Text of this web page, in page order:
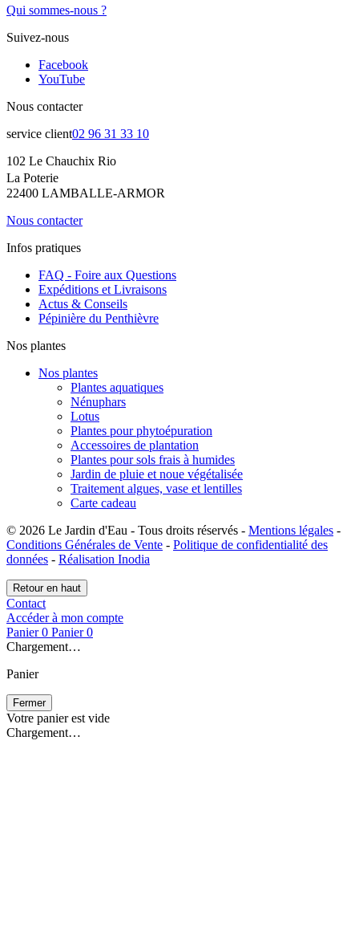
Qui sommes-nous ?
Suivez-nous
Facebook
YouTube
Nous contacter
service client02 96 31 33 10
102 Le Chauchix Rio
La Poterie
22400 LAMBALLE-ARMOR
Nous contacter
Infos pratiques
FAQ - Foire aux Questions
Expéditions et Livraisons
Actus & Conseils
Pépinière du Penthièvre
Nos plantes
Nos plantes
Plantes aquatiques
Nénuphars
Lotus
Plantes pour phytoépuration
Accessoires de plantation
Plantes pour sols frais à humides
Jardin de pluie et noue végétalisée
Traitement algues, vase et lentilles
Carte cadeau
© 2026 Le Jardin d'Eau - Tous droits réservés - Mentions légales -
Conditions Générales de Vente - Politique de confidentialité des
données - Réalisation Inodia
Retour en haut
Contact
Accéder à mon compte
Panier 0 Panier 0
Chargement…
Panier
Fermer
Votre panier est vide
Chargement…